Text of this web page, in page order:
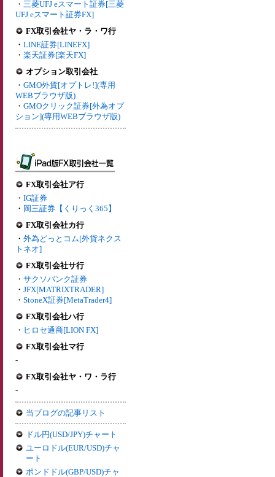
・ 三菱UFJ eスマート証券[三菱
UFJ eスマート証券FX]
FX取引会社ヤ・ラ・ワ行
・ LINE証券[LINEFX]
・ 楽天証券[楽天FX]
オプション取引会社
・ GMO外貨[オプトレ!](専用
WEBブラウザ版)
・ GMOクリック証券[外為オプ
ション](専用WEBブラウザ版)
FX取引会社ア行
・ IG証券
・ 岡三証券【くりっく365】
FX取引会社カ行
・ 外為どっとコム[外貨ネクス
トネオ]
FX取引会社サ行
・ サクソバンク証券
・ JFX[MATRIXTRADER]
・ StoneX証券[MetaTrader4]
FX取引会社ハ行
・ ヒロセ通商[LION FX]
FX取引会社マ行
-
FX取引会社ヤ・ワ・ラ行
-
当ブログの記事リスト
ドル円(USD/JPY)チャート
ユーロドル(EUR/USD)チャ
ート
ポンドドル(GBP/USD)チャ